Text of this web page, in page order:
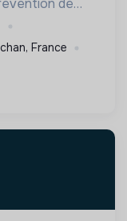
de
France